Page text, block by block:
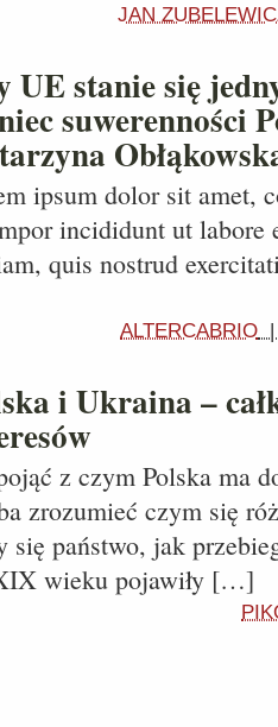
JAN
UE stanie się
suwerenności
ipsum dolor sit amet,
incididunt ut labore
quis nostrud
ALTERCABRIO
i Ukraina –
z czym Polska ma
zrozumieć czym się
się państwo, jak
wieku pojawiły […]